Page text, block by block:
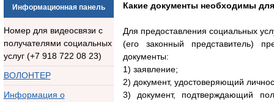
Информационная панель
Номер для видеосвязи с
получателями социальных
услуг (+7 918 722 08 23)
ВОЛОНТЕР
Информация о
Какие документы необходимы
Для предоставления социальных
(его законный представитель)
документы:
1) заявление;
2) документ, удостоверяющий
3) документ, подтверждающий